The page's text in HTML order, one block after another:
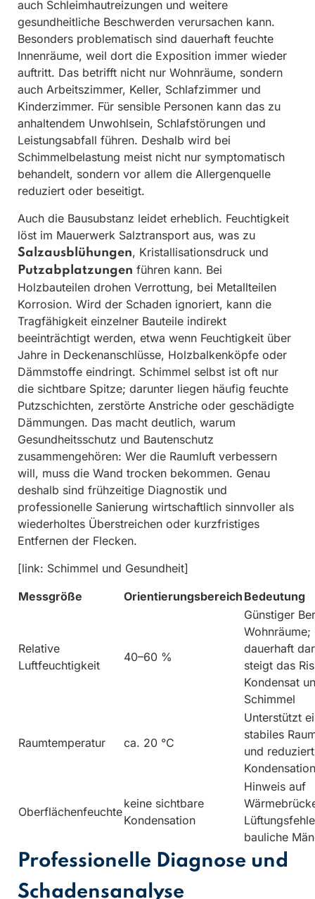
auch Schleimhautreizungen und weitere
gesundheitliche Beschwerden verursachen kann.
Besonders problematisch sind dauerhaft feuchte
Innenräume, weil dort die Exposition immer wieder
auftritt. Das betrifft nicht nur Wohnräume, sondern
auch Arbeitszimmer, Keller, Schlafzimmer und
Kinderzimmer. Für sensible Personen kann das zu
anhaltendem Unwohlsein, Schlafstörungen und
Leistungsabfall führen. Deshalb wird bei
Schimmelbelastung meist nicht nur symptomatisch
behandelt, sondern vor allem die Allergenquelle
reduziert oder beseitigt.
Auch die Bausubstanz leidet erheblich. Feuchtigkeit
löst im Mauerwerk Salztransport aus, was zu
Salzausblühungen, Kristallisationsdruck und
Putzabplatzungen führen kann. Bei
Holzbauteilen drohen Verrottung, bei Metallteilen
Korrosion. Wird der Schaden ignoriert, kann die
Tragfähigkeit einzelner Bauteile indirekt
beeinträchtigt werden, etwa wenn Feuchtigkeit über
Jahre in Deckenanschlüsse, Holzbalkenköpfe oder
Dämmstoffe eindringt. Schimmel selbst ist oft nur
die sichtbare Spitze; darunter liegen häufig feuchte
Putzschichten, zerstörte Anstriche oder geschädigte
Dämmungen. Das macht deutlich, warum
Gesundheitsschutz und Bautenschutz
zusammengehören: Wer die Raumluft verbessern
will, muss die Wand trocken bekommen. Genau
deshalb sind frühzeitige Diagnostik und
professionelle Sanierung wirtschaftlich sinnvoller als
wiederholtes Überstreichen oder kurzfristiges
Entfernen der Flecken.
[link: Schimmel und Gesundheit]
Messgröße
Orientierungsbereich Bedeutung
Relative
Luftfeuchtigkeit
40–60 %
Günstiger
Wohnräume;
dauerhaft
steigt das
Kondensat
Schimmel
Raumtemperatur ca. 20 °C
Unterstützt
stabiles
und reduziert
Oberflächenfeuchte
keine sichtbare
Kondensation
Hinweis auf
bauliche
Professionelle Diagnose und
Schadensanalyse